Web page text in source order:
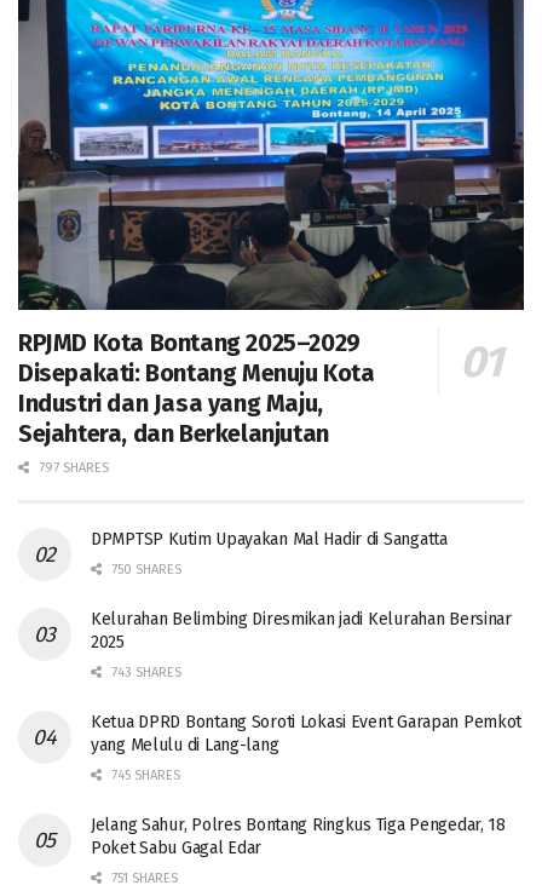
RPJMD Kota Bontang 2025–2029
Disepakati: Bontang Menuju Kota
Industri dan Jasa yang Maju,
Sejahtera, dan Berkelanjutan
797 SHARES
DPMPTSP Kutim Upayakan Mal Hadir di Sangatta
750 SHARES
Kelurahan Belimbing Diresmikan jadi Kelurahan Bersinar
2025
743 SHARES
Ketua DPRD Bontang Soroti Lokasi Event Garapan Pemkot
yang Melulu di Lang-lang
745 SHARES
Jelang Sahur, Polres Bontang Ringkus Tiga Pengedar, 18
Poket Sabu Gagal Edar
751 SHARES